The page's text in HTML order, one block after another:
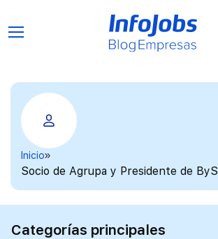
Inicio
Socio de Agrupa y Presidente de ByS
Categorías principales